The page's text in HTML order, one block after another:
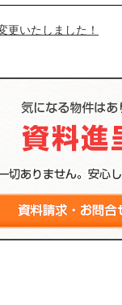
いたしました！